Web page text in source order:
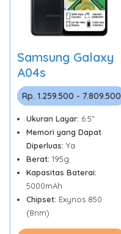
Samsung Galaxy
A04s
Rp. 1.259.500 - 7.809.500
Ukuran Layar: 6.5"
Memori yang Dapat
Diperluas: Ya
Berat: 195g
Kapasitas Baterai:
5000mAh
Chipset: Exynos 850
(8nm)